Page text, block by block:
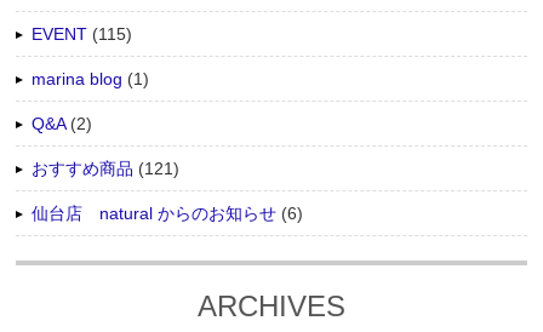
EVENT (115)
marina blog (1)
Q&A(2)
おすすめ商品 (121)
仙台店 natural からのお知らせ (6)
ARCHIVES